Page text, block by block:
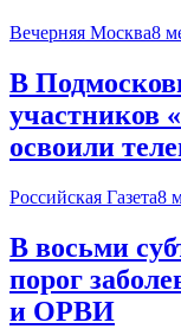
Вечерняя Москва8
В
участников
освоили
Российская Газета8
В восьми
порог
и ОРВИ